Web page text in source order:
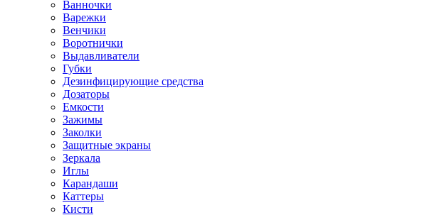
Ванночки
Варежки
Венчики
Воротнички
Выдавливатели
Губки
Дезинфицирующие средства
Дозаторы
Емкости
Зажимы
Заколки
Защитные экраны
Зеркала
Иглы
Карандаши
Каттеры
Кисти